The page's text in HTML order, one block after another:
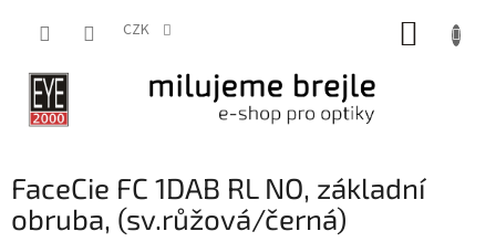
CZK
FaceCie FC 1DAB RL NO, základní
obruba, (sv.růžová/černá)